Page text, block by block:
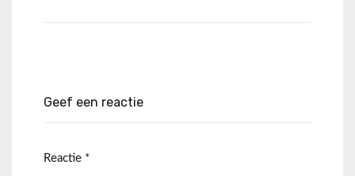
Geef een reactie
Reactie *